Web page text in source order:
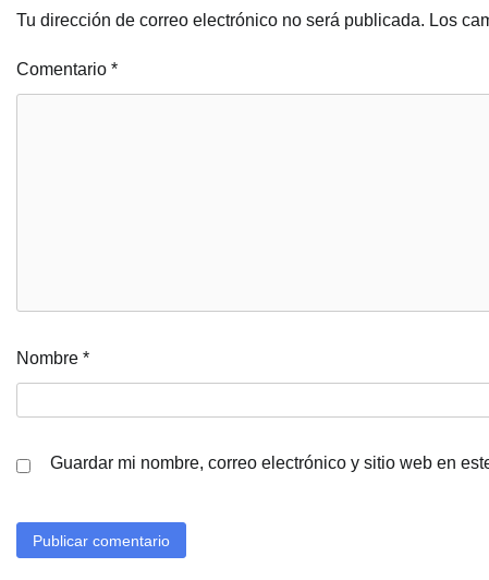
Tu dirección de correo electrónico no será publicada. Los
Comentario *
Nombre *
Guardar mi nombre, correo electrónico y sitio web en